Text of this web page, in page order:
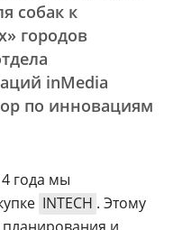
собак к
городов
inMedia
по инновациям
года мы
INTECH . Этому